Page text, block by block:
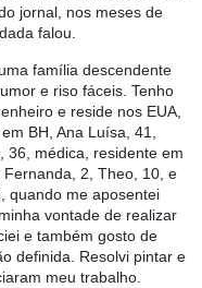
jornal, nos meses de
falou.
família descendente
e riso fáceis. Tenho
e reside nos EUA,
BH, Ana Luísa, 41,
36, médica, residente em
2, Theo, 10, e
quando me aposentei
vontade de realizar
e também gosto de
definida. Resolvi pintar e
meu trabalho.